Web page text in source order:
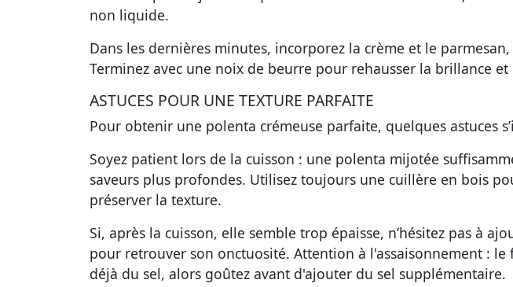
non liquide.
Dans les dernières minutes, incorporez la crème et le
Terminez avec une noix de beurre pour rehausser la brillance
ASTUCES POUR UNE TEXTURE PARFAITE
Pour obtenir une polenta crémeuse parfaite, quelques astuces
Soyez patient lors de la cuisson : une polenta mijotée
saveurs plus profondes. Utilisez toujours une cuillère en bois
préserver la texture.
Si, après la cuisson, elle semble trop épaisse, n’hésitez pas à
pour retrouver son onctuosité. Attention à l'assaisonnement :
déjà du sel, alors goûtez avant d'ajouter du sel supplémentaire.